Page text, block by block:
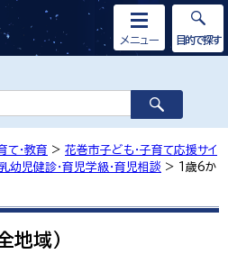
メニュー 目的で探す
て・教育 > 花巻市子ども・子育て応援サイ
幼児健診・育児学級・育児相談 > 1歳6か
地域）